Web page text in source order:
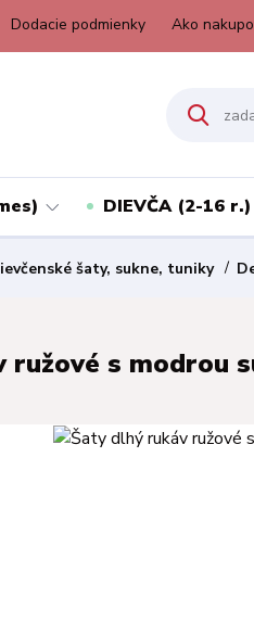
Dodacie podmienky Ako
DIEVČA (2-16 r.)
šaty, sukne, tuniky
s modrou